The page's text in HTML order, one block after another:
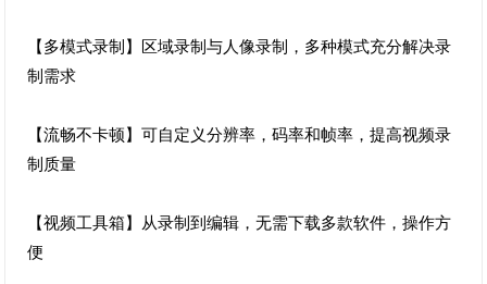
【多模式录制】区域录制与人像录制，多种模式充分解决录
制需求
【流畅不卡顿】可自定义分辨率，码率和帧率，提高视频录
制质量
【视频工具箱】从录制到编辑，无需下载多款软件，操作方
便